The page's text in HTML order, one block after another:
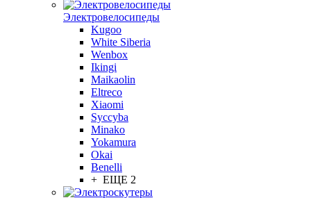
Электровелосипеды
Kugoo
White Siberia
Wenbox
Ikingi
Maikaolin
Eltreco
Xiaomi
Syccyba
Minako
Yokamura
Okai
Benelli
+ ЕЩЕ 2